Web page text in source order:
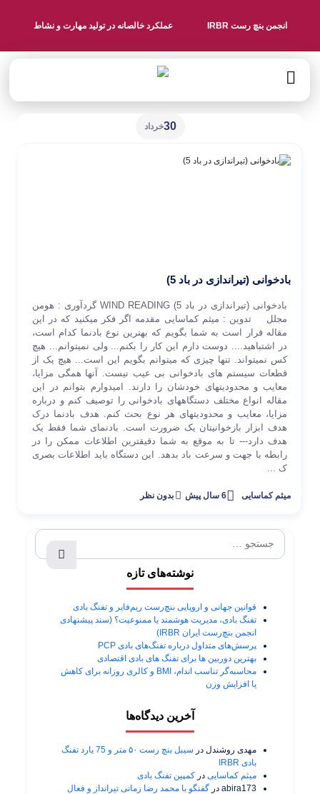
انجمن بنچ رست IRBR عملکرد خالصانه در تولید مهارت و نشاط
30خرداد
بادخوانی (تیراندازی در باد 5)
بادخوانی (تیراندازی در باد 5) WIND READING گردآوری : هومن
مجلل تدوین : میثم کماسایی مقدمه اگر فکر می­کنید که در این
مقاله قرار است به شما بگویم که بهترین نوع بادنما کدام است،
در اشتباهید.... دوست دارم این کار را بکنم... ولی نمی­توانم... هیچ
کس نمی­تواند. تنها چیزی که می­توانم بگویم این است... هیچ یک از
قطعات سیستم های بادخوانی بی عیب نیست. آن­ها همگی مزایا،
معایب و محدودیت­های خودشان را دارند. امیدوارم بتوانم در این
مقاله انواع مختلف دستگاه­های بادخوانی را توصیف کنم و درباره
مزایا، معایب و محدودیت­های هر نوع بحث کنم. هدف بادنما درک
هدف ابزار بازخوانی­تان یک ضرورت است. بادنمای شما فقط یک
هدف دارد--- تا به موقع به شما دقیق­ترین اطلاعات ممکن را در
رابطه با جهت و سرعت باد بدهد. این دستگاه باید اطلاعات بصری
ک ...
میثم کماسایی 6 سال پیش بدون نظر
نوشته‌های تازه
قوانین جهانی و اروپایی بنچ‌رست ریم‌فایر و تفنگ بادی
تفنگ بادی، مدیریت هوشمند یا ممنوعیت؟ (سند پیشنهادی
انجمن بنچ‌رست ایران IRBR)
پرسش‌های متداول درباره تفنگ‌های بادی PCP
بهترین دوربین ها برای تفنگ های بادی اقتصادی
محاسبه‌گر تناسب اندام، BMI و کالری روزانه برای کاهش
یا افزایش وزن
آخرین دیدگاه‌ها
مهدی روشندلدر
سیبل بنچ رست ۵۰ متر و 75 یارد تفنگ
بادی IRBR
میثم کماساییدر کمپین تفنگ بادی
abira173در گفتگو با محمد رضا زمانی تیرانداز و فعال